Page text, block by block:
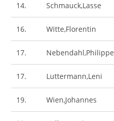
14. Schmauck,Lasse
16. Witte,Florentin
17. Nebendahl,Philippe
17. Luttermann,Leni
19. Wien,Johannes